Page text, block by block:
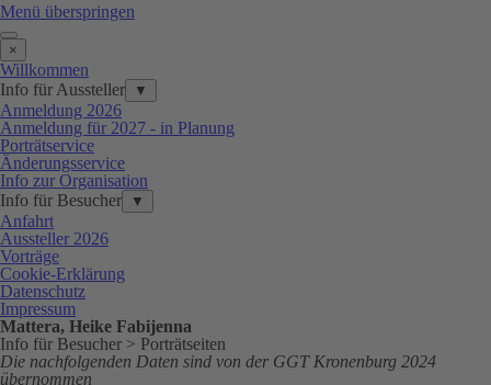
Menü überspringen
×
Willkommen
Info für Aussteller
▼
Anmeldung 2026
Anmeldung für 2027 - in Planung
Porträtservice
Änderungsservice
Info zur Organisation
Info für Besucher
▼
Anfahrt
Aussteller 2026
Vorträge
Cookie-Erklärung
Datenschutz
Impressum
Mattera, Heike Fabijenna
Info für Besucher > Porträtseiten
Die nachfolgenden Daten sind von der GGT Kronenburg 2024
übernommen